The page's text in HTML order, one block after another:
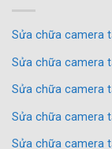
Sửa chữa camera
Sửa chữa camera
Sửa chữa camera
Sửa chữa camera
Sửa chữa camera